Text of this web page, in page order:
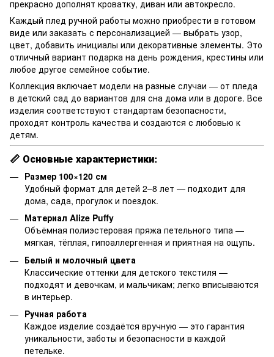
прекрасно дополнят кроватку, диван или автокресло.
Каждый плед ручной работы можно приобрести в готовом
виде или заказать с персонализацией — выбрать узор,
цвет, добавить инициалы или декоративные элементы. Это
отличный вариант подарка на день рождения, крестины или
любое другое семейное событие.
Коллекция включает модели на разные случаи — от пледа
в детский сад до вариантов для сна дома или в дороге. Все
изделия соответствуют стандартам безопасности,
проходят контроль качества и создаются с любовью к
детям.
📏 Основные характеристики:
Размер 100×120 см
Удобный формат для детей 2–8 лет — подходит для
дома, сада, прогулок и поездок.
Материал Alize Puffy
Объёмная полиэстеровая пряжа петельного типа —
мягкая, тёплая, гипоаллергенная и приятная на ощупь.
Белый и молочный цвета
Классические оттенки для детского текстиля —
подходят и девочкам, и мальчикам; легко вписываются
в интерьер.
Ручная работа
Каждое изделие создаётся вручную — это гарантия
уникальности, заботы и безопасности в каждой
петельке.